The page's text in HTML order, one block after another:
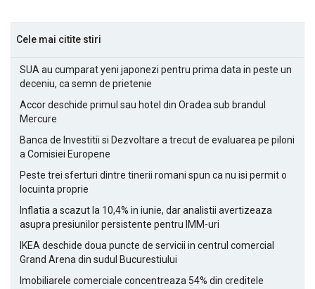
Cele mai citite stiri
SUA au cumparat yeni japonezi pentru prima data in peste un
deceniu, ca semn de prietenie
Accor deschide primul sau hotel din Oradea sub brandul
Mercure
Banca de Investitii si Dezvoltare a trecut de evaluarea pe piloni
a Comisiei Europene
Peste trei sferturi dintre tinerii romani spun ca nu isi permit o
locuinta proprie
Inflatia a scazut la 10,4% in iunie, dar analistii avertizeaza
asupra presiunilor persistente pentru IMM-uri
IKEA deschide doua puncte de servicii in centrul comercial
Grand Arena din sudul Bucurestiului
Imobiliarele comerciale concentreaza 54% din creditele